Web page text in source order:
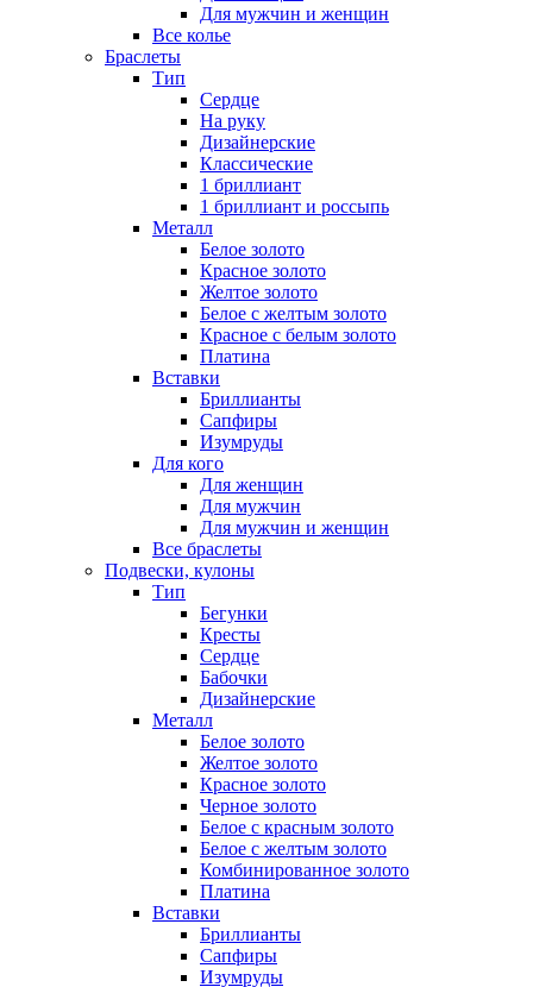
Для мужчин и женщин
Все колье
Браслеты
Тип
Сердце
На руку
Дизайнерские
Классические
1 бриллиант
1 бриллиант и россыпь
Металл
Белое золото
Красное золото
Желтое золото
Белое с желтым золото
Красное с белым золото
Платина
Вставки
Бриллианты
Сапфиры
Изумруды
Для кого
Для женщин
Для мужчин
Для мужчин и женщин
Все браслеты
Подвески, кулоны
Тип
Бегунки
Кресты
Сердце
Бабочки
Дизайнерские
Металл
Белое золото
Желтое золото
Красное золото
Черное золото
Белое с красным золото
Белое с желтым золото
Комбинированное золото
Платина
Вставки
Бриллианты
Сапфиры
Изумруды